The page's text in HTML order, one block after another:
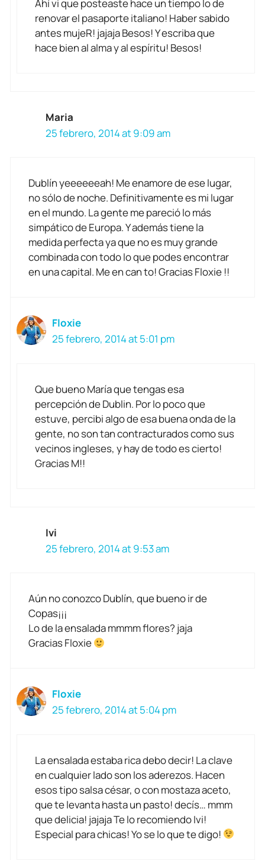
Ahí vi que posteaste hace un tiempo lo de
renovar el pasaporte italiano! Haber sabido
antes mujeR! jajaja Besos! Y escriba que
hace bien al alma y al espíritu! Besos!
Maria
25 febrero, 2014 at 9:09 am
Dublín yeeeeeeah! Me enamore de ese lugar,
no sólo de noche. Definitivamente es mi lugar
en el mundo. La gente me pareció lo más
simpático de Europa. Y además tiene la
medida perfecta ya que no es muy grande
combinada con todo lo que podes encontrar
en una capital. Me en can to! Gracias Floxie !!
Floxie
25 febrero, 2014 at 5:01 pm
Que bueno María que tengas esa
percepción de Dublin. Por lo poco que
estuve, percibi algo de esa buena onda de la
gente, no son tan contracturados como sus
vecinos ingleses, y hay de todo es cierto!
Gracias M!!
Ivi
25 febrero, 2014 at 9:53 am
Aún no conozco Dublín, que bueno ir de
Copas¡¡¡
Lo de la ensalada mmmm flores? jaja
Gracias Floxie
Floxie
25 febrero, 2014 at 5:04 pm
La ensalada estaba rica debo decir! La clave
en cualquier lado son los aderezos. Hacen
esos tipo salsa césar, o con mostaza aceto,
que te levanta hasta un pasto! decís… mmm
que delicia! jajaja Te lo recomiendo Ivi!
Especial para chicas! Yo se lo que te digo!